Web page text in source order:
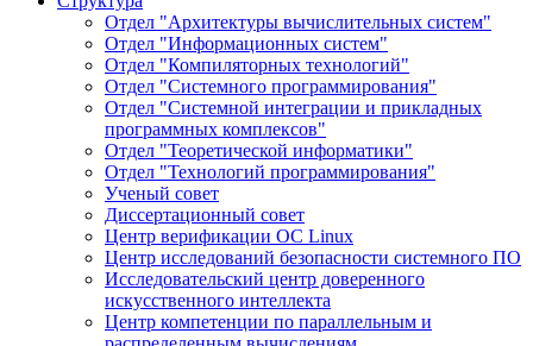
Отдел "Архитектуры вычислительных систем"
Отдел "Информационных систем"
Отдел "Компиляторных технологий"
Отдел "Системного программирования"
Отдел "Системной интеграции и прикладных
программных комплексов"
Отдел "Теоретической информатики"
Отдел "Технологий программирования"
Ученый совет
Диссертационный совет
Центр верификации ОС Linux
Центр исследований безопасности системного ПО
Исследовательский центр доверенного
искусственного интеллекта
Центр компетенции по параллельным и